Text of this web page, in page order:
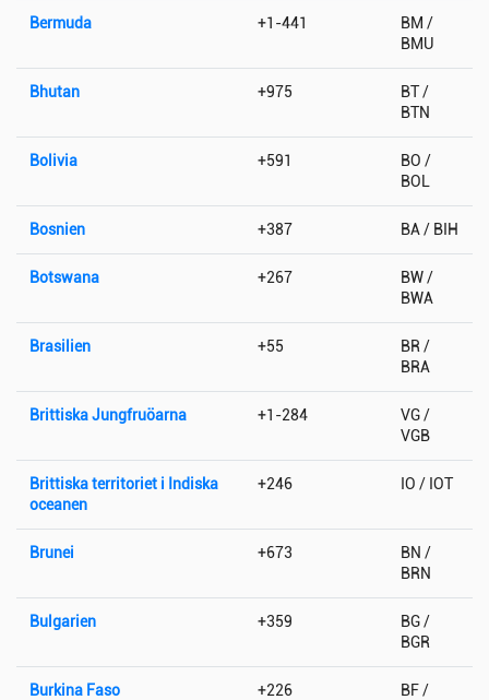
Bermuda +1-441
BM /
BMU
Bhutan +975
BT /
BTN
Bolivia +591
BO /
BOL
Bosnien +387 BA / BIH
Botswana +267
BW /
BWA
Brasilien +55
BR /
BRA
Brittiska Jungfruöarna +1-284
VG /
VGB
Brittiska territoriet i Indiska
oceanen
+246 IO / IOT
Brunei +673
BN /
BRN
Bulgarien +359
BG /
BGR
Burkina Faso +226
BF /